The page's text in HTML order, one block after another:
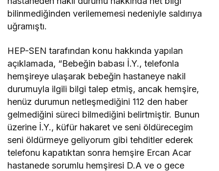
bilinmediğinden verilememesi nedeniyle saldırıya
uğramıştı.
HEP-SEN tarafından konu hakkında yapılan
açıklamada, “Bebeğin babası İ.Y., telefonla
hemşireye ulaşarak bebeğin hastaneye nakil
durumuyla ilgili bilgi talep etmiş, ancak hemşire,
henüz durumun netleşmediğini 112 den haber
gelmediğini süreci bilmediğini belirtmiştir. Bunun
üzerine İ.Y., küfür hakaret ve seni öldürecegim
seni öldürmeye geliyorum gibi tehditler ederek
telefonu kapatıktan sonra hemşire Ercan Acar
hastanede sorumlu hemşiresi D.A ve o gece